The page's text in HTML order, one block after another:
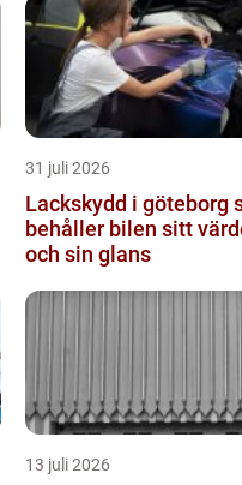
31 juli 2026
Lackskydd i göteborg så
behåller bilen sitt
och sin glans
13 juli 2026